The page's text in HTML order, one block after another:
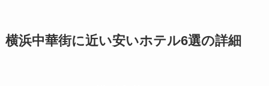
横浜中華街に近い安いホテル6選の詳細